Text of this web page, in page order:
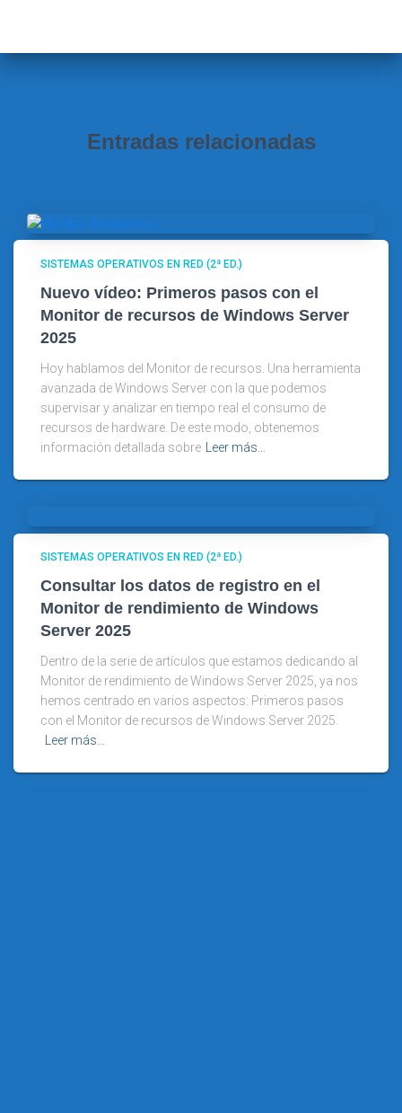
:
Entradas relacionadas
SISTEMAS OPERATIVOS EN RED (2ª ED.)
Nuevo vídeo: Primeros pasos con el
Monitor de recursos de Windows Server
2025
Hoy hablamos del Monitor de recursos. Una herramienta
avanzada de Windows Server con la que podemos
supervisar y analizar en tiempo real el consumo de
recursos de hardware. De este modo, obtenemos
información detallada sobre
Leer más…
SISTEMAS OPERATIVOS EN RED (2ª ED.)
Consultar los datos de registro en el
Monitor de rendimiento de Windows
Server 2025
Dentro de la serie de artículos que estamos dedicando al
Monitor de rendimiento de Windows Server 2025, ya nos
hemos centrado en varios aspectos: Primeros pasos
con el Monitor de recursos de Windows Server 2025.
Leer más…